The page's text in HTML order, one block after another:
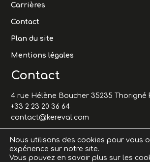
Carrières
Contact
Plan du site
Mentions légales
Contact
4 rue Hélène Boucher 35235 Thorigné
+33 2 23 20 36 64
contact@kereval.com
Nous utilisons des cookies pour vous
expérience sur notre site.
Vous pouvez en savoir plus sur les